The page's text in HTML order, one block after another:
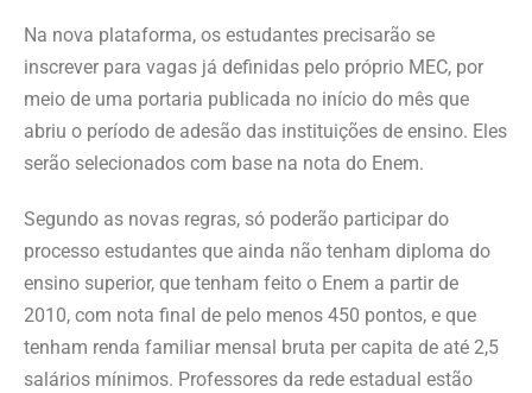
Na nova plataforma, os estudantes precisarão se
inscrever para vagas já definidas pelo próprio MEC, por
meio de uma portaria publicada no início do mês que
abriu o período de adesão das instituições de ensino. Eles
serão selecionados com base na nota do Enem.
Segundo as novas regras, só poderão participar do
processo estudantes que ainda não tenham diploma do
ensino superior, que tenham feito o Enem a partir de
2010, com nota final de pelo menos 450 pontos, e que
tenham renda familiar mensal bruta per capita de até 2,5
salários mínimos. Professores da rede estadual estão